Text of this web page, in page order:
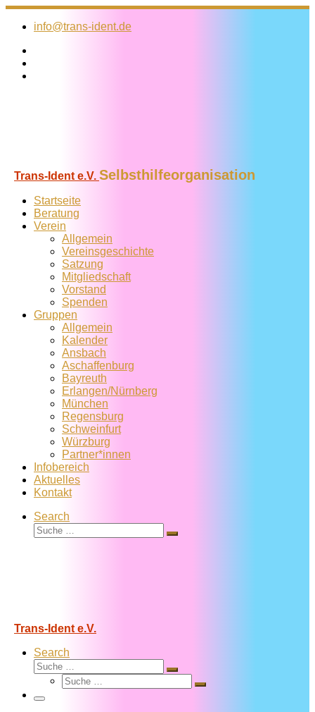
Zum
Inhalt
info@trans-ident.de
Trans-Ident e.V. Selbsthilfeorganisation
Startseite
Beratung
Verein
Allgemein
Vereins­geschichte
Satzung
Mitglied­schaft
Vorstand
Spenden
Gruppen
Allgemein
Kalender
Ansbach
Aschaffenburg
Bayreuth
Erlangen/Nürnberg
München
Regensburg
Schweinfurt
Würzburg
Partner*innen
Infobereich
Aktuelles
Kontakt
Search
Suche
Suche
Trans-Ident e.V.
Search
Suche
Suche
Suche
Suche
Menü